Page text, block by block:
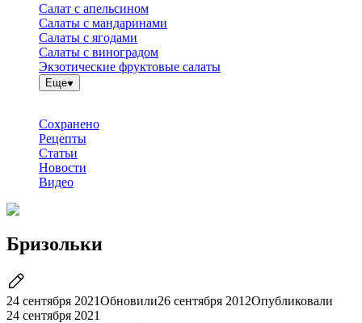
Салат с апельсином
Салаты с мандаринами
Салаты с ягодами
Салаты с виноградом
Экзотические фруктовые салаты
Еще
Сохранено
Рецепты
Статьи
Новости
Видео
Бризольки
24 сентября 2021Обновили26 сентября 2012Опубликовали
24 сентября 2021